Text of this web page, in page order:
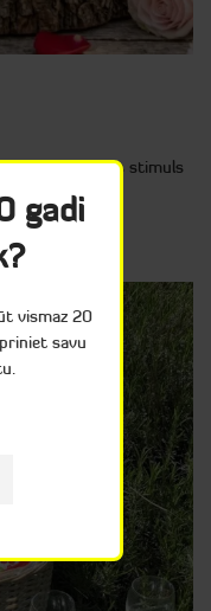
grozs ir lielisks stimuls
kopā ar
gadi
vismaz 20
savu